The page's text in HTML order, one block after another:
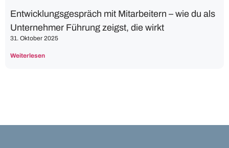
Entwicklungsgespräch mit Mitarbeitern – wie du als
Unternehmer Führung zeigst, die wirkt
31. Oktober 2025
Weiterlesen